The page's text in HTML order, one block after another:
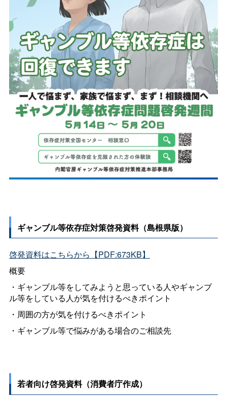
ギャンブル等依存症対策啓発資料（島根県版）
啓発資料はこちらから【PDF:673KB】
概要
・ギャンブル等をしてみようと思っている人やギャンブ
ル等をしている人が気を付けるべきポイント
・周囲の方が気を付けるべきポイント
・ギャンブル等で悩みがある場合のご相談先
若者向け啓発資料（消費者庁作成）